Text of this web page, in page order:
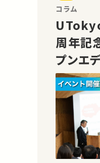
コラム
周年記
プンエ
来」の